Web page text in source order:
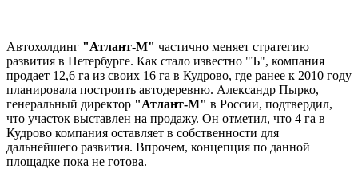
Автохолдинг "Атлант-М" частично меняет стратегию
развития в Петербурге. Как стало известно "Ъ", компания
продает 12,6 га из своих 16 га в Кудрово, где ранее к 2010 году
планировала построить автодеревню. Александр Пырко,
генеральный директор "Атлант-М" в России, подтвердил,
что участок выставлен на продажу. Он отметил, что 4 га в
Кудрово компания оставляет в собственности для
дальнейшего развития. Впрочем, концепция по данной
площадке пока не готова.